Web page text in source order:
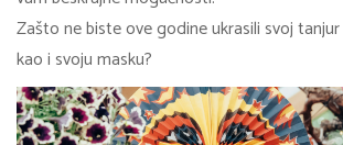
Zašto ne biste ove godine ukrasili svoj
kao i svoju masku?